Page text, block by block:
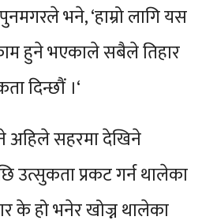
भने, ‘हाम्रो लागि यस
हुने भएकाले सबैले तिहार
दिन्छौं ।‘
अहिले सहरमा देखिने
उत्सुकता प्रकट गर्न थालेका
के हो भनेर खोज्न थालेका